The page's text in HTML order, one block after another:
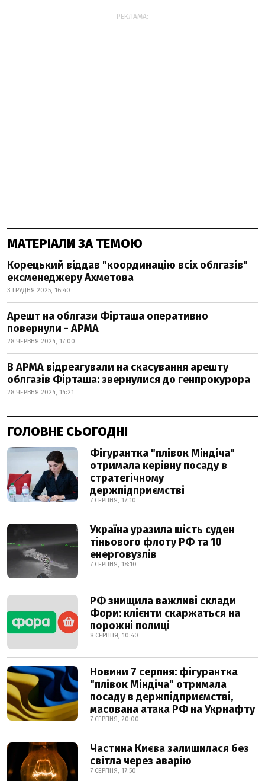
РЕКЛАМА:
МАТЕРІАЛИ ЗА ТЕМОЮ
Корецький віддав "координацію всіх облгазів"
ексменеджеру Ахметова
3 ГРУДНЯ 2025, 16:40
Арешт на облгази Фірташа оперативно
повернули - АРМА
28 ЧЕРВНЯ 2024, 17:00
В АРМА відреагували на скасування арешту
облгазів Фірташа: звернулися до генпрокурора
28 ЧЕРВНЯ 2024, 14:21
ГОЛОВНЕ СЬОГОДНІ
Фігурантка "плівок Міндіча"
отримала керівну посаду в
стратегічному
держпідприємстві
7 СЕРПНЯ, 17:10
Україна уразила шість суден
тіньового флоту РФ та 10
енерговузлів
7 СЕРПНЯ, 18:10
РФ знищила важливі склади
Фори: клієнти скаржаться на
порожні полиці
8 СЕРПНЯ, 10:40
Новини 7 серпня: фігурантка
"плівок Міндіча" отримала
посаду в держпідприємстві,
масована атака РФ на Укрнафту
7 СЕРПНЯ, 20:00
Частина Києва залишилася без
світла через аварію
7 СЕРПНЯ, 17:50